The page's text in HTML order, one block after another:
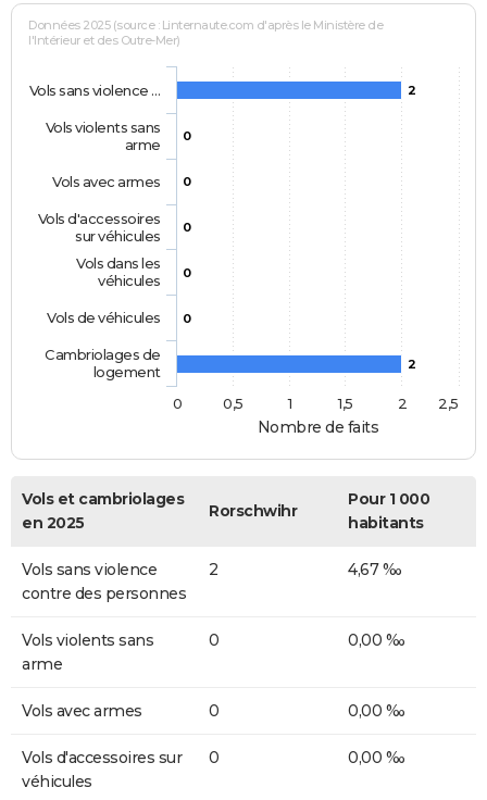
Nombre de faits
Données 2025 (source : Linternaute.com d'après le Ministère de
l'Intérieur et des Outre-Mer)
2
0
0
0
0
0
2
Vols sans violence …
Vols violents sans
arme
Vols avec armes
Vols d'accessoires
sur véhicules
Vols dans les
véhicules
Vols de véhicules
Cambriolages de
logement
0
0,5 1 1,5 2 2,5
Vols et cambriolages
en 2025
Rorschwihr
Pour 1 000
habitants
Vols sans violence
contre des personnes
2 4,67 ‰
Vols violents sans
arme
0 0,00 ‰
Vols avec armes 0 0,00 ‰
Vols d'accessoires sur
véhicules
0 0,00 ‰